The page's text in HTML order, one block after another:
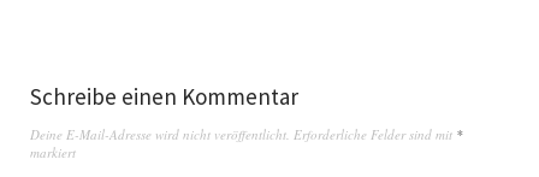
Schreibe einen Kommentar
Deine E-Mail-Adresse wird nicht veröffentlicht. Erforderliche Felder sind mit *
markiert